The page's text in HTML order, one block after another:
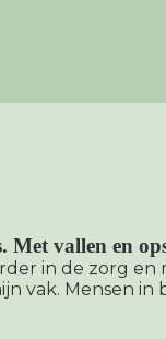
Met vallen en
in de zorg en
vak. Mensen